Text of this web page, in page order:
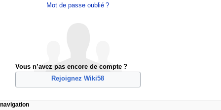
Mot de passe oublié ?
Vous n’avez pas encore de compte ?
Rejoignez Wiki58
navigation